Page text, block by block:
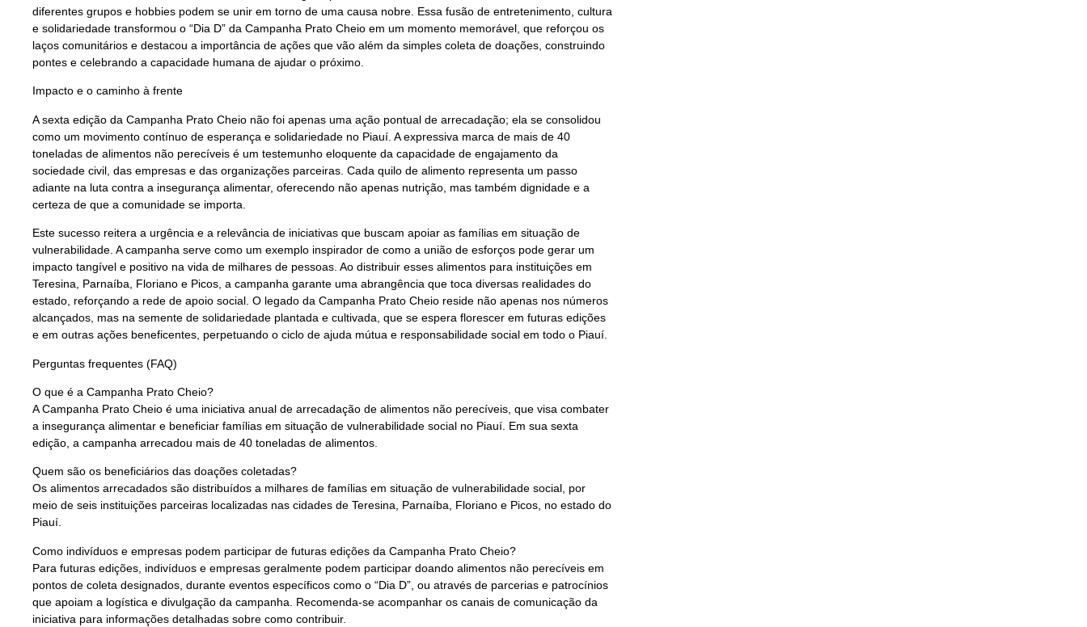
diferentes grupos e hobbies podem se unir em torno de uma causa nobre. Essa fusão de entretenimento, cultura
e solidariedade transformou o “Dia D” da Campanha Prato Cheio em um momento memorável, que reforçou os
laços comunitários e destacou a importância de ações que vão além da simples coleta de doações, construindo
pontes e celebrando a capacidade humana de ajudar o próximo.
Impacto e o caminho à frente
A sexta edição da Campanha Prato Cheio não foi apenas uma ação pontual de arrecadação; ela se consolidou
como um movimento contínuo de esperança e solidariedade no Piauí. A expressiva marca de mais de 40
toneladas de alimentos não perecíveis é um testemunho eloquente da capacidade de engajamento da
sociedade civil, das empresas e das organizações parceiras. Cada quilo de alimento representa um passo
adiante na luta contra a insegurança alimentar, oferecendo não apenas nutrição, mas também dignidade e a
certeza de que a comunidade se importa.
Este sucesso reitera a urgência e a relevância de iniciativas que buscam apoiar as famílias em situação de
vulnerabilidade. A campanha serve como um exemplo inspirador de como a união de esforços pode gerar um
impacto tangível e positivo na vida de milhares de pessoas. Ao distribuir esses alimentos para instituições em
Teresina, Parnaíba, Floriano e Picos, a campanha garante uma abrangência que toca diversas realidades do
estado, reforçando a rede de apoio social. O legado da Campanha Prato Cheio reside não apenas nos números
alcançados, mas na semente de solidariedade plantada e cultivada, que se espera florescer em futuras edições
e em outras ações beneficentes, perpetuando o ciclo de ajuda mútua e responsabilidade social em todo o Piauí.
Perguntas frequentes (FAQ)
O que é a Campanha Prato Cheio?
A Campanha Prato Cheio é uma iniciativa anual de arrecadação de alimentos não perecíveis, que visa combater
a insegurança alimentar e beneficiar famílias em situação de vulnerabilidade social no Piauí. Em sua sexta
edição, a campanha arrecadou mais de 40 toneladas de alimentos.
Quem são os beneficiários das doações coletadas?
Os alimentos arrecadados são distribuídos a milhares de famílias em situação de vulnerabilidade social, por
meio de seis instituições parceiras localizadas nas cidades de Teresina, Parnaíba, Floriano e Picos, no estado do
Piauí.
Como indivíduos e empresas podem participar de futuras edições da Campanha Prato Cheio?
Para futuras edições, indivíduos e empresas geralmente podem participar doando alimentos não perecíveis em
pontos de coleta designados, durante eventos específicos como o “Dia D”, ou através de parcerias e patrocínios
que apoiam a logística e divulgação da campanha. Recomenda-se acompanhar os canais de comunicação da
iniciativa para informações detalhadas sobre como contribuir.